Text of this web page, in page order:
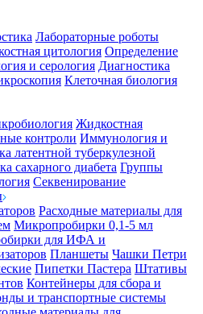
Лабораторные роботы
цитология Определение
и серология Диагностика
Клеточная биология
Жидкостная
контроли Иммунология и
латентной туберкулезной
сахарного диабета Группы
Секвенирование
Расходные материалы для
Микропробирки 0,1-5 мл
для ИФА и
Планшеты Чашки Петри
Пипетки Пастера Штативы
Контейнеры для сбора и
и транспортные системы